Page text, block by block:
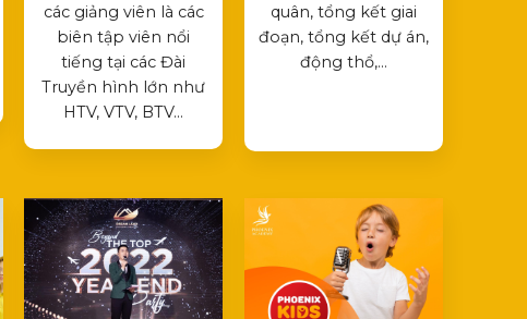
các giảng viên là các
biên tập viên nổi
tiếng tại các Đài
Truyền hình lớn như
HTV, VTV, BTV…
quân, tổng kết giai
đoạn, tổng kết dự án,
động thổ,…